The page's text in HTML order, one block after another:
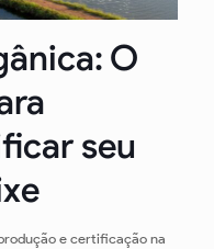
O
seu
e certificação na